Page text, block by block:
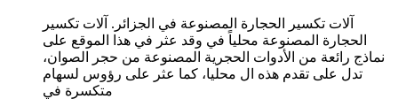
آلات تكسير الحجارة المصنوعة في الجزائر. آلات تكسير
الحجارة المصنوعة محلياً في وقد عثر في هذا الموقع على
نماذج رائعة من الأدوات الحجرية المصنوعة من حجر الصوان،
تدل على تقدم هذه ال محليا، كما عثر على رؤوس لسهام
متكسرة في